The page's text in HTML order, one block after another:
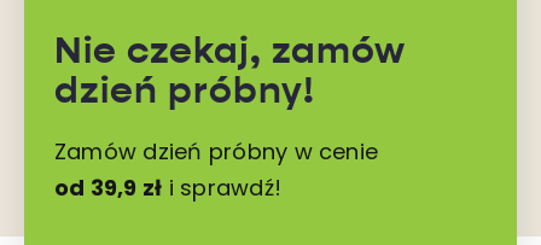
Nie czekaj, zamów
dzień próbny!
Zamów dzień próbny w cenie
od 39,9 zł i sprawdź!